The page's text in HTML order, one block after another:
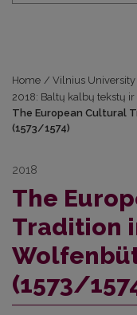
Home / Vilnius University
2018: Baltų kalbų tekstų
The European Cultural
(1573/1574)
2018
The
Tradition
(1573/